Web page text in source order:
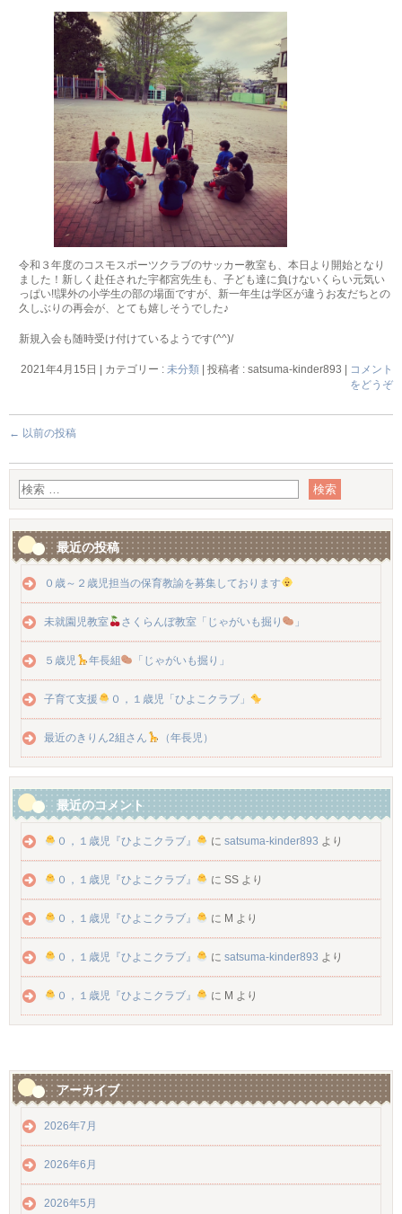
令和３年度のコスモスポーツクラブのサッカー教室も、本日より開始となり
ました！新しく赴任された宇都宮先生も、子ども達に負けないくらい元気い
っぱい!!課外の小学生の部の場面ですが、新一年生は学区が違うお友だちとの
久しぶりの再会が、とても嬉しそうでした♪
新規入会も随時受け付けているようです(^^)/
2021年4月15日 カテゴリー : 未分類 投稿者 : satsuma-kinder893
コメント
をどうぞ
← 以前の投稿
最近の投稿
０歳～２歳児担当の保育教諭を募集しております
未就園児教室 さくらんぼ教室「じゃがいも掘り 」
５歳児 年長組 「じゃがいも掘り」
子育て支援 ０，１歳児「ひよこクラブ」
最近のきりん2組さん （年長児）
最近のコメント
０，１歳児『ひよこクラブ』 にsatsuma-kinder893 より
０，１歳児『ひよこクラブ』 にSS より
０，１歳児『ひよこクラブ』 に M より
０，１歳児『ひよこクラブ』 にsatsuma-kinder893 より
０，１歳児『ひよこクラブ』 に M より
アーカイブ
2026年7月
2026年6月
2026年5月